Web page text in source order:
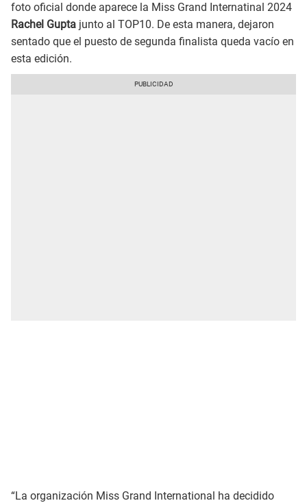
foto oficial donde aparece la Miss Grand Internatinal 2024
Rachel Gupta junto al TOP10. De esta manera, dejaron
sentado que el puesto de segunda finalista queda vacío en
esta edición.
“La organización Miss Grand International ha decidido